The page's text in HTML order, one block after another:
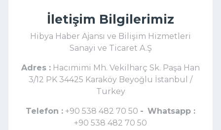
İletişim Bilgilerimiz
Hibya Haber Ajansı ve Bilişim Hizmetleri
Sanayi ve Ticaret A.Ş
Adres : Hacımimi Mh. Vekilharç Sk. Paşa Han
3/12 PK 34425 Karaköy Beyoğlu İstanbul /
Turkey
Telefon : +90 538 482 70 50 - Whatsapp :
+90 538 482 70 50